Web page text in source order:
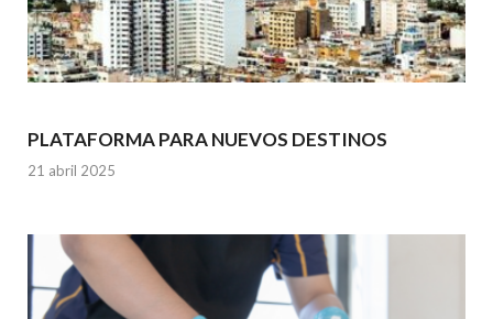
PLATAFORMA PARA NUEVOS DESTINOS
21 abril 2025